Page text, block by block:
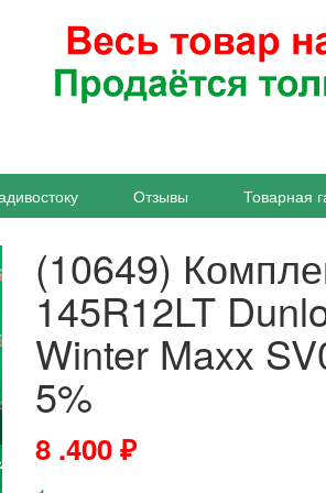
Отзывы Товарная
(10649)
145R12LT
Winter Maxx
5%
8 .400₽